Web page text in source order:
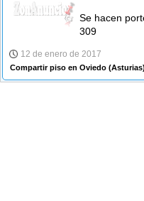
Se hacen
309
12 de enero de 2017
Compartir piso en Oviedo (Asturias)